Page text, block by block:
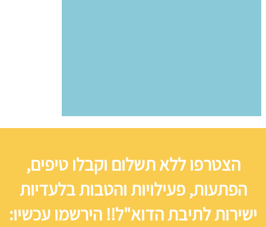
הצטרפו ללא תשלום וקבלו טיפים,
הפתעות, פעילויות והטבות בלעדיות
ישירות לתיבת הדוא"ל!! הירשמו עכשיו: